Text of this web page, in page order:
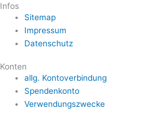
Infos
Sitemap
Impressum
Datenschutz
Konten
allg. Kontoverbindung
Spendenkonto
Verwendungszwecke